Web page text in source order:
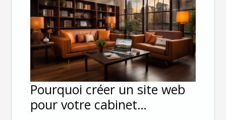
Pourquoi créer un site web
pour votre cabinet